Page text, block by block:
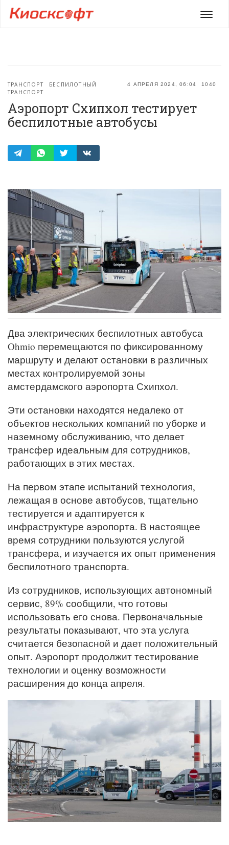
Меню
4 АПРЕЛЯ 2024, 06:04 1040
ТРАНСПОРТ
БЕСПИЛОТНЫЙ
ТРАНСПОРТ
Аэропорт Схипхол тестирует
беспилотные автобусы
Два электрических беспилотных автобуса
Ohmio перемещаются по фиксированному
маршруту и делают остановки в различных
местах контролируемой зоны
амстердамского аэропорта Схипхол.
Эти остановки находятся недалеко от
объектов нескольких компаний по уборке и
наземному обслуживанию, что делает
трансфер идеальным для сотрудников,
работающих в этих местах.
На первом этапе испытаний технология,
лежащая в основе автобусов, тщательно
тестируется и адаптируется к
инфраструктуре аэропорта. В настоящее
время сотрудники пользуются услугой
трансфера, и изучается их опыт применения
беспилотного транспорта.
Из сотрудников, использующих автономный
сервис, 89% сообщили, что готовы
использовать его снова. Первоначальные
результаты показывают, что эта услуга
считается безопасной и дает положительный
опыт. Аэропорт продолжит тестирование
технологии и оценку возможности
расширения до конца апреля.